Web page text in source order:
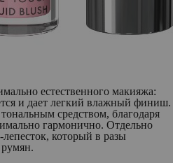
естественного макияжа:
и дает легкий влажный финиш.
средством, благодаря
гармонично. Отдельно
лепесток, который в разы